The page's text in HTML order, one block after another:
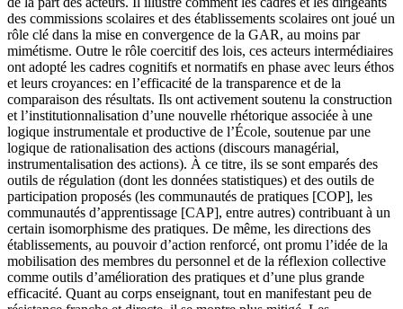
des commissions scolaires et des établissements scolaires ont joué un
rôle clé dans la mise en convergence de la GAR, au moins par
mimétisme. Outre le rôle coercitif des lois, ces acteurs intermédiaires
ont adopté les cadres cognitifs et normatifs en phase avec leurs éthos
et leurs croyances: en l’efficacité de la transparence et de la
comparaison des résultats. Ils ont activement soutenu la construction
et l’institutionnalisation d’une nouvelle rhétorique associée à une
logique instrumentale et productive de l’École, soutenue par une
logique de rationalisation des actions (discours managérial,
instrumentalisation des actions). À ce titre, ils se sont emparés des
outils de régulation (dont les données statistiques) et des outils de
participation proposés (les communautés de pratiques [COP], les
communautés d’apprentissage [CAP], entre autres) contribuant à un
certain isomorphisme des pratiques. De même, les directions des
établissements, au pouvoir d’action renforcé, ont promu l’idée de la
mobilisation des membres du personnel et de la réflexion collective
comme outils d’amélioration des pratiques et d’une plus grande
efficacité. Quant au corps enseignant, tout en manifestant peu de